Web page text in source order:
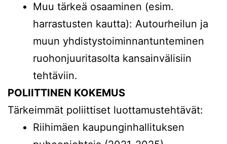
Muu tärkeä osaaminen (esim.
harrastusten kautta): Autourheilun ja
muun yhdistystoiminnantunteminen
ruohonjuuritasolta kansainvälisiin
tehtäviin.
POLIITTINEN KOKEMUS
Tärkeimmät poliittiset luottamustehtävät:
Riihimäen kaupunginhallituksen